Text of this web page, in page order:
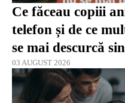
Ce făceau copiii
telefon și de ce
se mai descurcă
03 AUGUST 2026